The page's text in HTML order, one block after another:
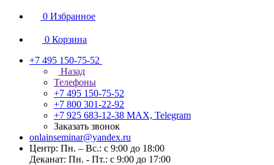
0 Избранное
0 Корзина
+7 495 150-75-52
Назад
Телефоны
+7 495 150-75-52
+7 800 301-22-92
+7 925 683-12-38 MAX, Telegram
Заказать звонок
onlainseminar@yandex.ru
Центр: Пн. – Вс.: с 9:00 до 18:00
Деканат: Пн. - Пт.: с 9:00 до 17:00